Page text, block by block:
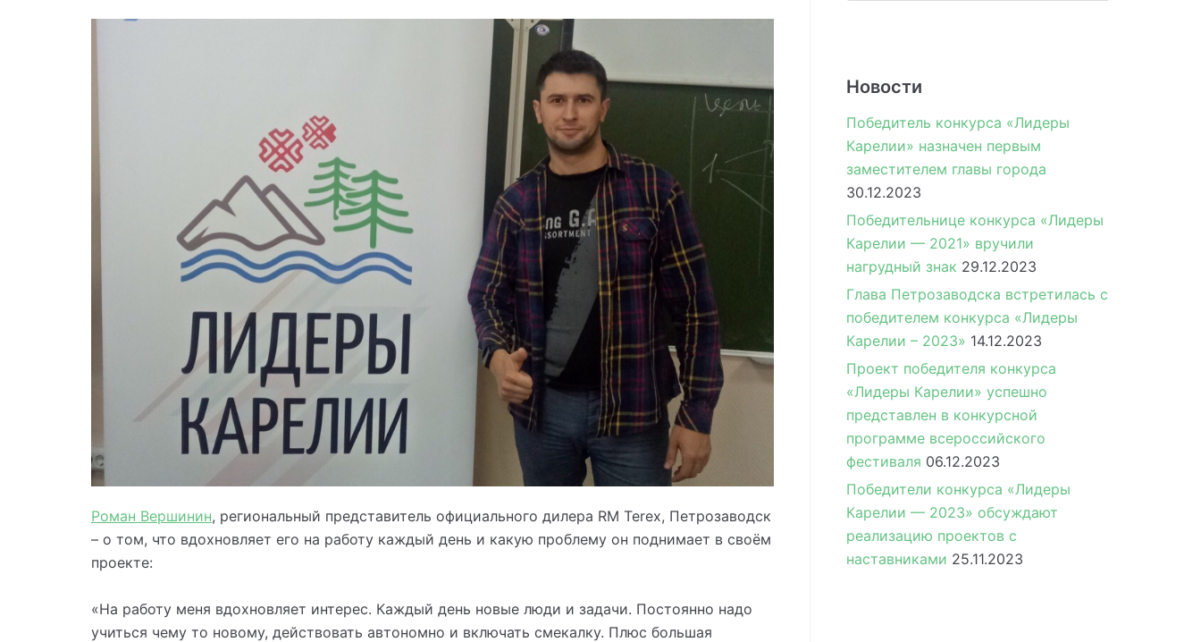
Роман Вершинин, региональный представитель официального дилера RM Terex, Петрозаводск
– о том, что вдохновляет его на работу каждый день и какую проблему он поднимает в своём
проекте:
«На работу меня вдохновляет интерес. Каждый день новые люди и задачи. Постоянно надо
учиться чему то новому, действовать автономно и включать смекалку. Плюс большая
Новости
Победитель конкурса «Лидеры
Карелии» назначен первым
заместителем главы города
30.12.2023
Победительнице конкурса «Лидеры
Карелии — 2021» вручили
нагрудный знак 29.12.2023
Глава Петрозаводска встретилась с
победителем конкурса «Лидеры
Карелии – 2023» 14.12.2023
Проект победителя конкурса
«Лидеры Карелии» успешно
представлен в конкурсной
программе всероссийского
фестиваля 06.12.2023
Победители конкурса «Лидеры
Карелии — 2023» обсуждают
реализацию проектов с
наставниками 25.11.2023